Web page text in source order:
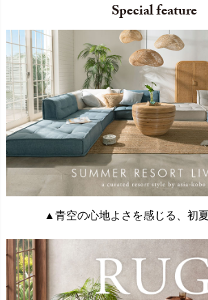
Special feature
▲青空の心地よさを感じる、初